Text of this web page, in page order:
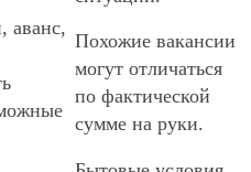
аванс,
Похожие вакансии
могут отличаться
по фактической
сумме на руки.